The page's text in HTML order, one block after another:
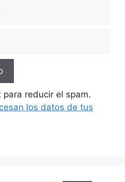
reducir el spam.
los datos de tus